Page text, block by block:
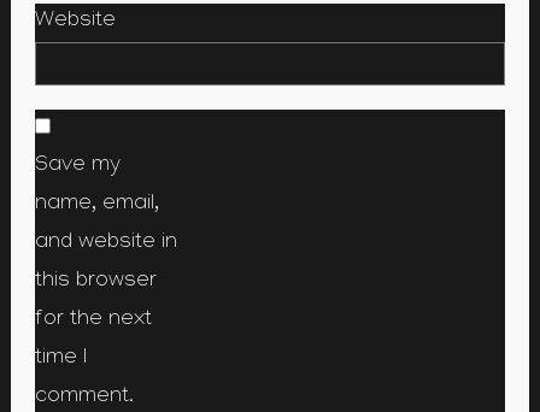
Website
Save my
name, email,
and website in
this browser
for the next
time I
comment.